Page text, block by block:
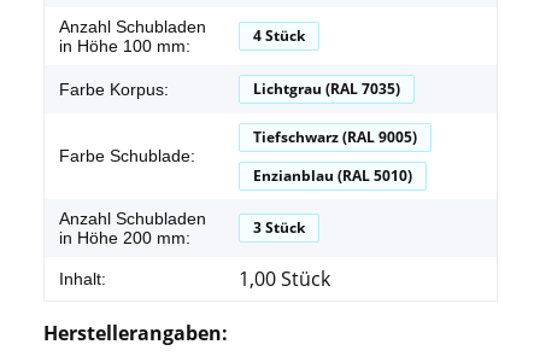
Anzahl Schubladen
in Höhe 100 mm:
4 Stück
Farbe Korpus: Lichtgrau (RAL 7035)
Farbe Schublade:
Tiefschwarz (RAL 9005)
Enzianblau (RAL 5010)
Anzahl Schubladen
in Höhe 200 mm:
3 Stück
Inhalt: 1,00 Stück
Herstellerangaben: